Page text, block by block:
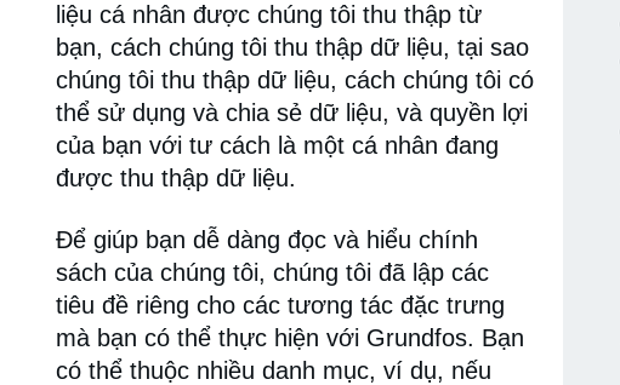
liệu cá nhân được chúng tôi thu thập từ
bạn, cách chúng tôi thu thập dữ liệu, tại sao
chúng tôi thu thập dữ liệu, cách chúng tôi có
thể sử dụng và chia sẻ dữ liệu, và quyền lợi
của bạn với tư cách là một cá nhân đang
được thu thập dữ liệu.
Để giúp bạn dễ dàng đọc và hiểu chính
sách của chúng tôi, chúng tôi đã lập các
tiêu đề riêng cho các tương tác đặc trưng
mà bạn có thể thực hiện với Grundfos. Bạn
có thể thuộc nhiều danh mục, ví dụ, nếu